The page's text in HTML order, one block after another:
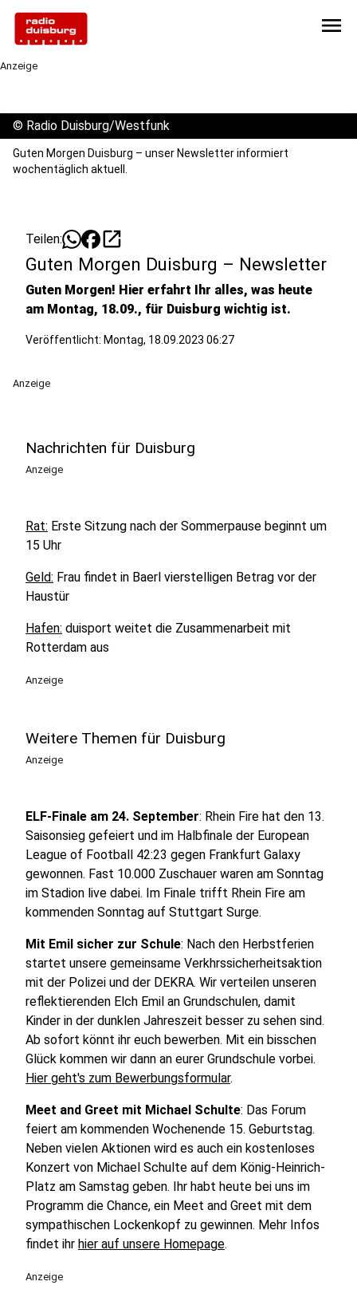
menu
Anzeige
© Radio Duisburg/Westfunk
Guten Morgen Duisburg – unser Newsletter informiert
wochentäglich aktuell.
Teilen: open_in_new
Guten Morgen Duisburg – Newsletter
Guten Morgen! Hier erfahrt Ihr alles, was heute
am Montag, 18.09., für Duisburg wichtig ist.
Veröffentlicht: Montag, 18.09.2023 06:27
Anzeige
Nachrichten für Duisburg
Anzeige
Rat: Erste Sitzung nach der Sommerpause beginnt um
15 Uhr
Geld: Frau findet in Baerl vierstelligen Betrag vor der
Haustür
Hafen: duisport weitet die Zusammenarbeit mit
Rotterdam aus
Anzeige
Weitere Themen für Duisburg
Anzeige
ELF-Finale am 24. September: Rhein Fire hat den 13.
Saisonsieg gefeiert und im Halbfinale der European
League of Football 42:23 gegen Frankfurt Galaxy
gewonnen. Fast 10.000 Zuschauer waren am Sonntag
im Stadion live dabei. Im Finale trifft Rhein Fire am
kommenden Sonntag auf Stuttgart Surge.
Mit Emil sicher zur Schule: Nach den Herbstferien
startet unsere gemeinsame Verkhrssicherheitsaktion
mit der Polizei und der DEKRA. Wir verteilen unseren
reflektierenden Elch Emil an Grundschulen, damit
Kinder in der dunklen Jahreszeit besser zu sehen sind.
Ab sofort könnt ihr euch bewerben. Mit ein bisschen
Glück kommen wir dann an eurer Grundschule vorbei.
Hier geht's zum Bewerbungsformular.
Meet and Greet mit Michael Schulte: Das Forum
feiert am kommenden Wochenende 15. Geburtstag.
Neben vielen Aktionen wird es auch ein kostenloses
Konzert von Michael Schulte auf dem König-Heinrich-
Platz am Samstag geben. Ihr habt heute bei uns im
Programm die Chance, ein Meet and Greet mit dem
sympathischen Lockenkopf zu gewinnen. Mehr Infos
findet ihr hier auf unsere Homepage.
Anzeige